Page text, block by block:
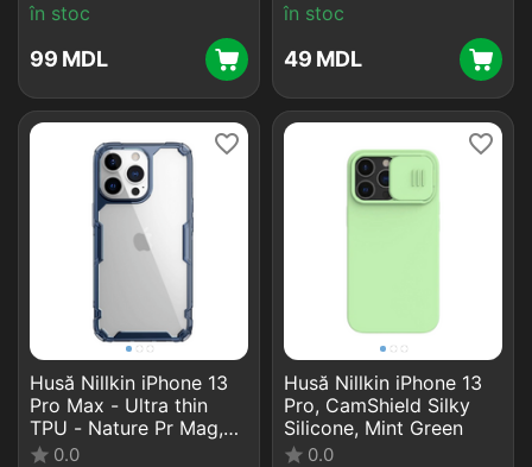
în stoc
‍99‍ MDL
în stoc
‍49‍ MDL
Husă Nillkin iPhone 13
Pro Max - Ultra thin
TPU - Nature Pr Mag,
Albastru
0.0
Husă Nillkin iPhone 13
Pro, CamShield Silky
Silicone, Mint Green
0.0